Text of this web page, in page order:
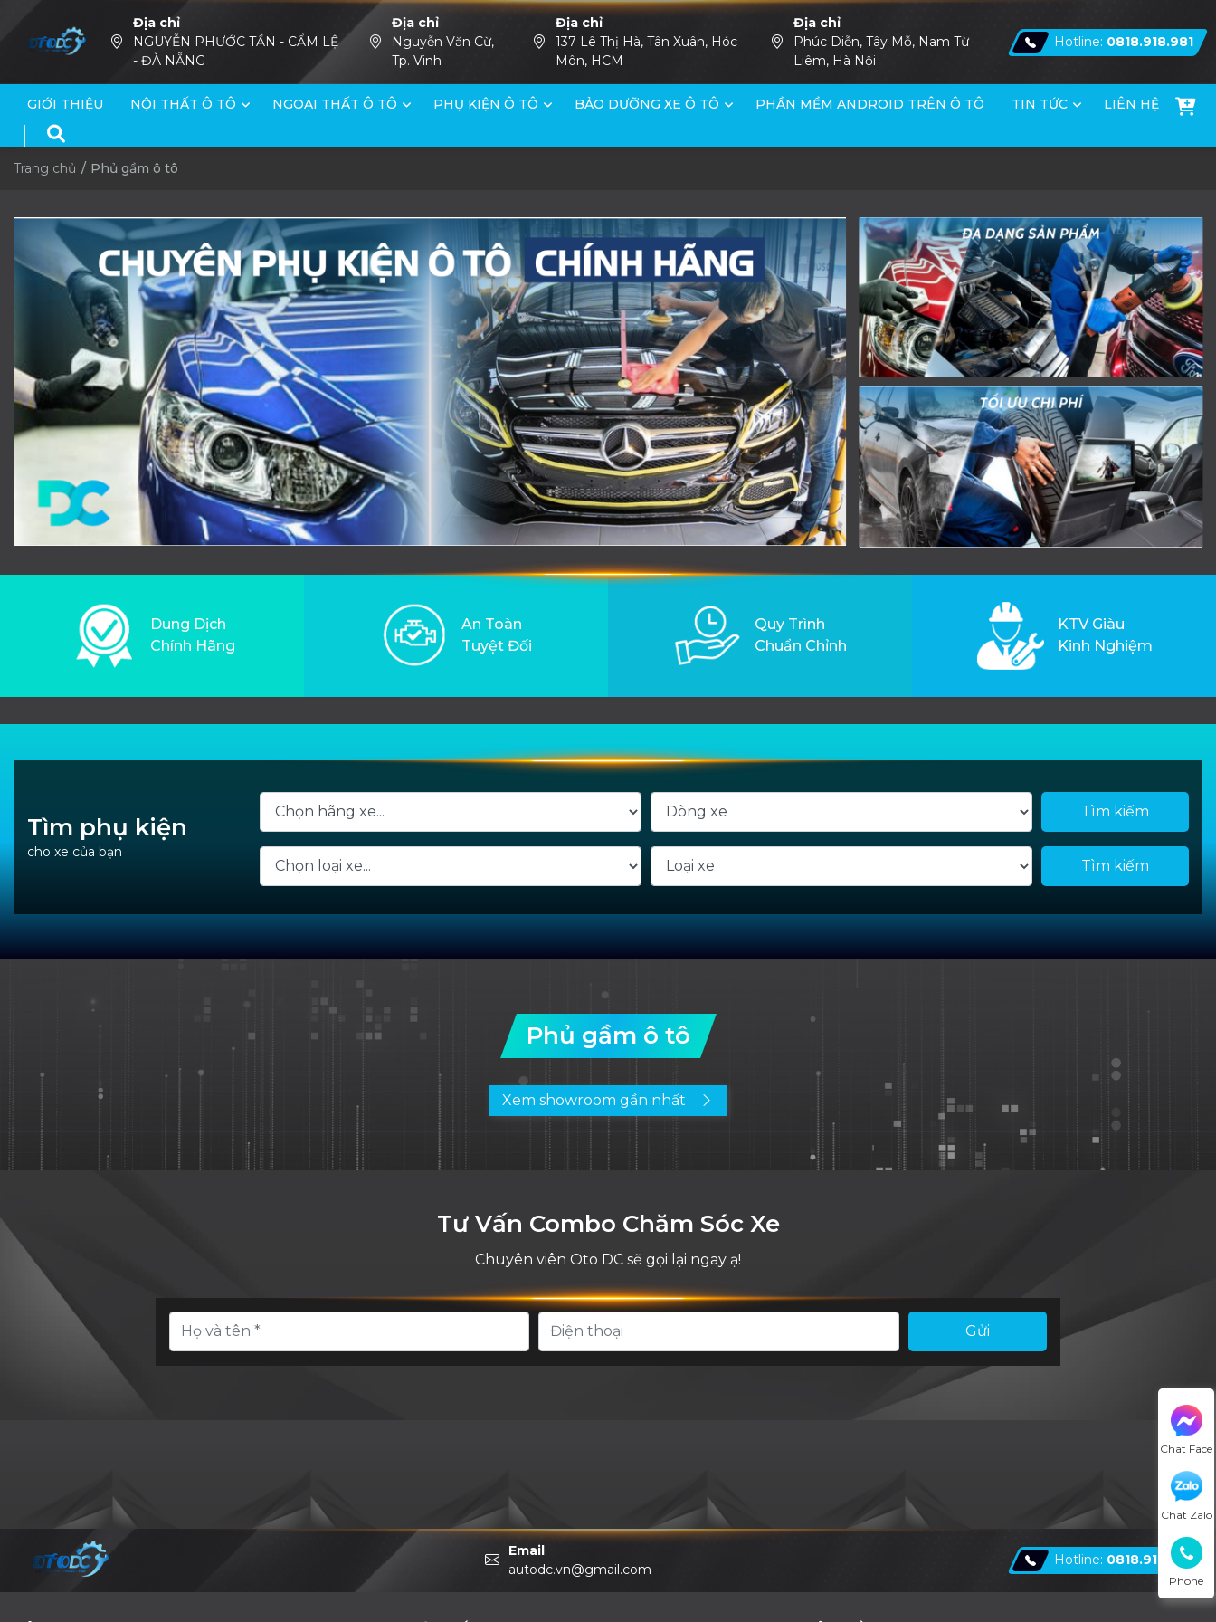
Địa chỉ
NGUYỄN PHƯỚC TẦN - CẨM LỆ
- ĐÀ NẴNG
Địa chỉ
Nguyễn Văn Cừ,
Tp. Vinh
Địa chỉ
137 Lê Thị Hà, Tân Xuân, Hóc
Môn, HCM
Địa chỉ
Phúc Diễn, Tây Mỗ, Nam Từ
Liêm, Hà Nội
Hotline: 0818.918.981
GIỚI THIỆU NỘI THẤT Ô TÔ NGOẠI THẤT Ô TÔ PHỤ KIỆN Ô TÔ BẢO DƯỠNG XE Ô TÔ PHẦN MỀM ANDROID TRÊN Ô TÔ TIN TỨC LIÊN HỆ
Chat Face
Chat Zalo
Phone
Trang chủ Phủ gầm ô tô
Dung Dịch
Chính Hãng
An Toàn
Tuyệt Đối
Quy Trình
Chuẩn Chỉnh
KTV Giàu
Kinh Nghiệm
Tìm phụ kiện
cho xe của bạn
Tìm kiếm
Tìm kiếm
Phủ gầm ô tô
Xem showroom gần nhất
Tư Vấn Combo Chăm Sóc Xe
Chuyên viên Oto DC sẽ gọi lại ngay ạ!
Gửi
Email
autodc.vn@gmail.com
Hotline: 0818.918.981